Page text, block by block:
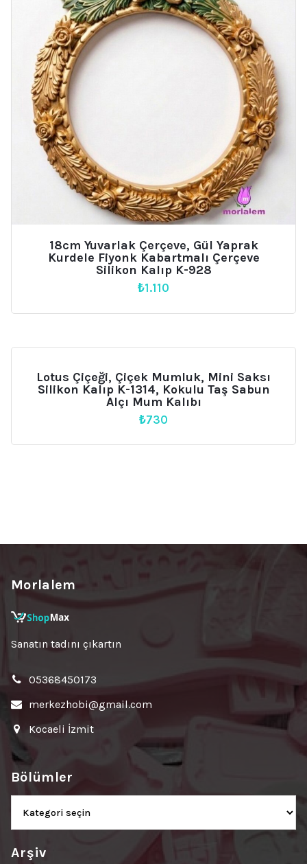
18cm Yuvarlak Çerçeve, Gül Yaprak
Kurdele Fiyonk Kabartmalı Çerçeve
Silikon Kalıp K-928
₺1.110
Lotus Çiçeği, Çiçek Mumluk, Mini Saksı
Silikon Kalıp K-1314, Kokulu Taş Sabun
Alçı Mum Kalıbı
₺730
Morlalem
Sanatın tadını çıkartın
05368450173
merkezhobi@gmail.com
Kocaeli İzmit
Bölümler
Bölümler
Arşiv